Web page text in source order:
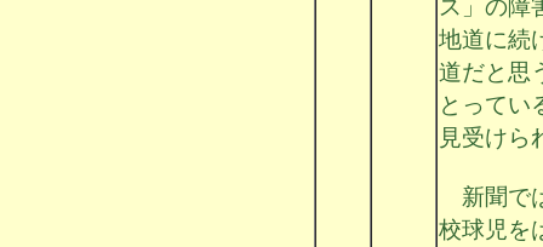
ス」の障
地道に続
道だと思
とってい
見受けら
新聞で
校球児を